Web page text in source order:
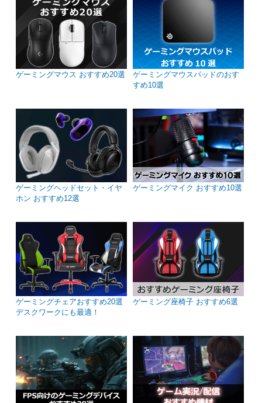
ゲーミングマウス おすすめ20選
ゲーミングマウスパッドのおす
すめ10選
ゲーミングヘッドセット・イヤ
ホン おすすめ12選
ゲーミングマイク おすすめ10選
ゲーミングチェアおすすめ20選
デスクワークにも最適！
ゲーミング座椅子 おすすめ6選